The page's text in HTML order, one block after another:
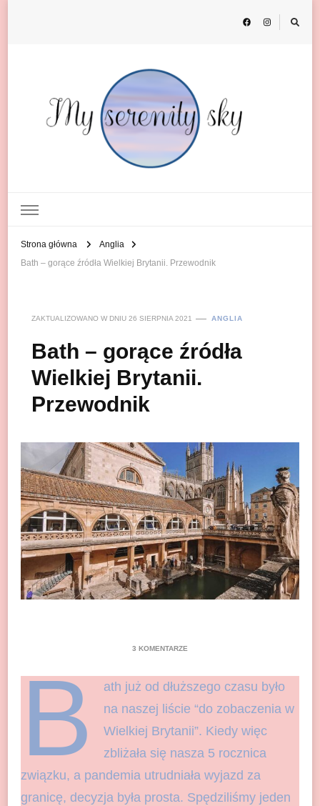
Strona główna
Anglia
Bath – gorące źródła Wielkiej Brytanii. Przewodnik
ZAKTUALIZOWANO W DNIU 26 SIERPNIA 2021 ANGLIA
Bath – gorące źródła
Wielkiej Brytanii.
Przewodnik
3 KOMENTARZE
GORĄCE
ŹRÓDŁA
WIELKIEJ
PRZEWODNIK
B
ath już od dłuższego czasu było
na naszej liście “do zobaczenia w
Wielkiej Brytanii”. Kiedy więc
zbliżała się nasza 5 rocznica
związku, a pandemia utrudniała wyjazd za
granicę, decyzja była prosta. Spędziliśmy jeden